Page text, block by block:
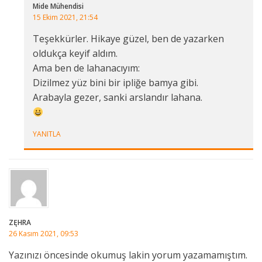
Mide Mühendisi
15 Ekim 2021, 21:54
Teşekkürler. Hikaye güzel, ben de yazarken
oldukça keyif aldım.
Ama ben de lahanacıyım:
Dizilmez yüz bini bir ipliğe bamya gibi.
Arabayla gezer, sanki arslandır lahana.
YANITLA
ZĘHRA
26 Kasım 2021, 09:53
Yazınızı öncesinde okumuş lakin yorum yazamamıştım.